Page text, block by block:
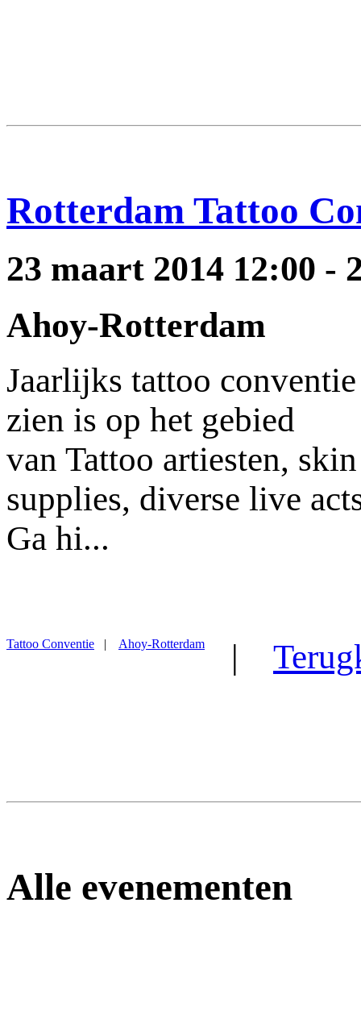
Rotterdam Tattoo
23 maart 2014 12:00 -
Ahoy-Rotterdam
Jaarlijks tattoo
zien is op het gebied
van Tattoo artiesten,
supplies, diverse live
Ga hi...
Tattoo Conventie | Ahoy-Rotterdam |
Alle evenementen